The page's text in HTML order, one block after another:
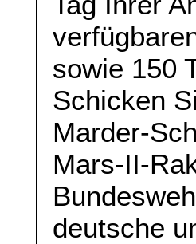
sowie 150
Schicken
Marder-
Mars-II-
deutsche